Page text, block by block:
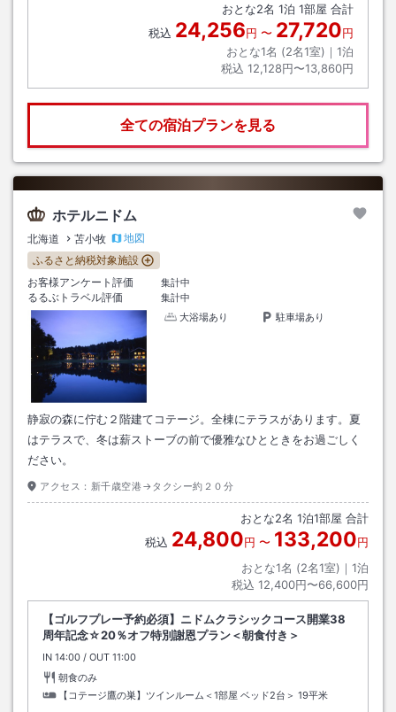
おとな2名 1泊 1部屋 合計
税込 24,256円 〜 27,720円
おとな1名 (2名1室)｜ 1泊
税込 12,128円〜13,860円
全ての宿泊プランを見る
ホテルニドム
北海道 苫小牧
地図
ふるさと納税対象施設
お客様アンケート評価
集計中
るるぶトラベル評価
集計中
大浴場あり
駐車場あり
静寂の森に佇む２階建てコテージ。全棟にテラスがあります。夏
はテラスで、冬は薪ストーブの前で優雅なひとときをお過ごしく
ださい。
アクセス： 新千歳空港→タクシー約２０分
おとな2名 1泊1部屋 合計
税込 24,800円 〜 133,200円
おとな1名 (2名1室)｜ 1泊
税込 12,400円〜66,600円
【ゴルフプレー予約必須】ニドムクラシックコース開業38
周年記念☆20％オフ特別謝恩プラン＜朝食付き＞
IN チェックイン
14:00 / OUT チェックアウト
11:00
朝食のみ
【コテージ鷹の巣】ツインルーム＜1部屋 ベッド2台＞ 19平米